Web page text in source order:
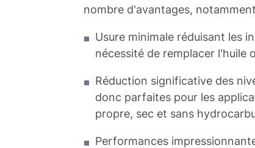
nombre d'avantages,
Usure minimale réduisant les
nécessité de remplacer l'huile
Réduction significative des
donc parfaites pour les
propre, sec et sans
Performances